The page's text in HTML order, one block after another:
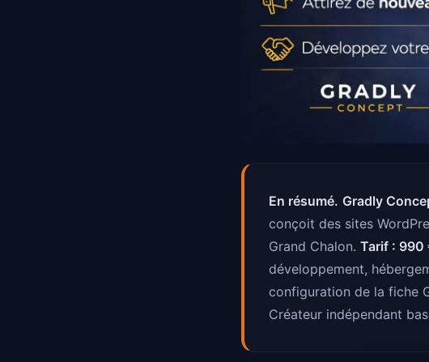
En résumé. Gradly
conçoit des sites
Grand Chalon. Tarif : 990
développement,
configuration de la fiche
Créateur indépendant